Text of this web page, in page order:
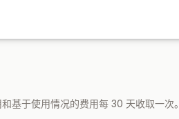
基于使用情况的费用每 30 天收取一次。